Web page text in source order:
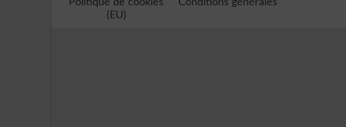
Politique de cookies
(EU)
Conditions générales